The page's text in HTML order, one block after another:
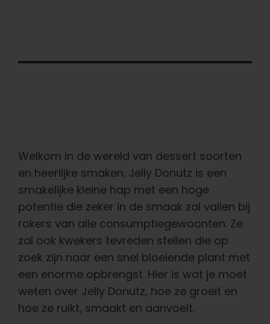
Welkom in de wereld van dessert soorten
en heerlijke smaken. Jelly Donutz is een
smakelijke kleine hap met een hoge
potentie die zeker in de smaak zal vallen bij
rokers van alle consumptiegewoonten. Ze
zal ook kwekers tevreden stellen die op
zoek zijn naar een snel bloeiende plant met
een enorme opbrengst. Hier is wat je moet
weten over Jelly Donutz, hoe ze groeit en
hoe ze ruikt, smaakt en aanvoelt.